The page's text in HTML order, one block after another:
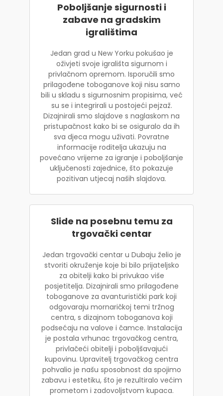
Poboljšanje sigurnosti i
zabave na gradskim
igralištima
Jedan grad u New Yorku pokušao je
oživjeti svoje igrališta sigurnom i
privlačnom opremom. Isporučili smo
prilagođene toboganove koji nisu samo
bili u skladu s sigurnosnim propisima, već
su se i integrirali u postojeći pejzaž.
Dizajnirali smo slajdove s naglaskom na
pristupačnost kako bi se osiguralo da ih
sva djeca mogu uživati. Povratne
informacije roditelja ukazuju na
povećano vrijeme za igranje i poboljšanje
uključenosti zajednice, što pokazuje
pozitivan utjecaj naših slajdova.
Slide na posebnu temu za
trgovački centar
Jedan trgovački centar u Dubaju želio je
stvoriti okruženje koje bi bilo prijateljsko
za obitelji kako bi privukao više
posjetitelja. Dizajnirali smo prilagođene
toboganove za avanturistički park koji
odgovaraju mornaričkoj temi tržnog
centra, s dizajnom toboganova koji
podsećaju na valove i čamce. Instalacija
je postala vrhunac trgovačkog centra,
privlačeći obitelji i poboljšavajući
kupovinu. Upravitelj trgovačkog centra
pohvalio je našu sposobnost da spojimo
zabavu i estetiku, što je rezultiralo većim
prometom i zadovoljstvom kupaca.